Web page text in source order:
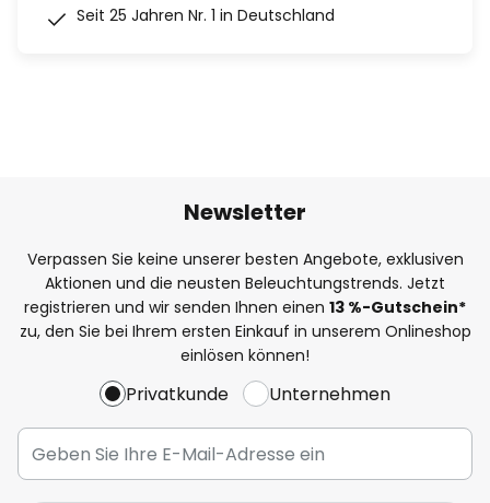
Seit 25 Jahren Nr. 1 in Deutschland
Newsletter
Verpassen Sie keine unserer besten Angebote, exklusiven
Aktionen und die neusten Beleuchtungstrends. Jetzt
registrieren und wir senden Ihnen einen 13 %-Gutschein*
zu, den Sie bei Ihrem ersten Einkauf in unserem Onlineshop
einlösen können!
Privatkunde Unternehmen